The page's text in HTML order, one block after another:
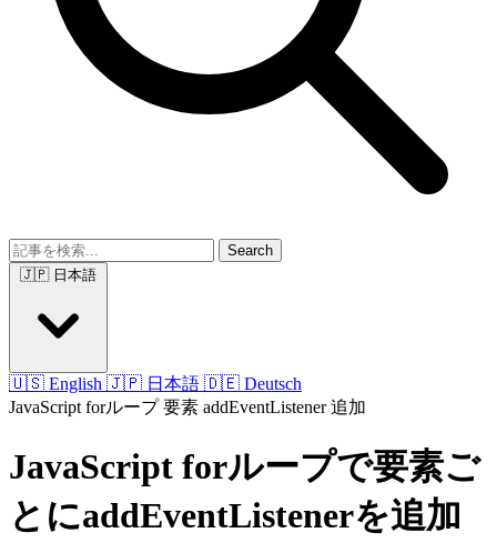
Search
🇺🇸 English 🇯🇵 日本語 🇩🇪 Deutsch
JavaScript forループ要素 addEventListener追加
JavaScript forループで要素ご
とにaddEventListenerを追加